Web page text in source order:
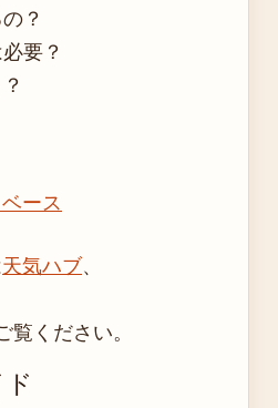
？
要？
ース
天気ハブ、
覧ください。